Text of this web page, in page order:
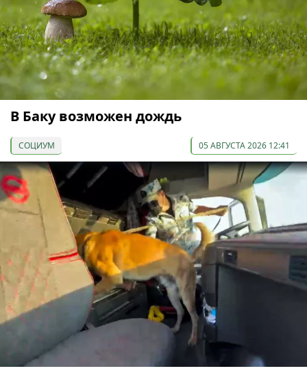
В Баку возможен дождь
СОЦИУМ 05 АВГУСТА 2026 12:41